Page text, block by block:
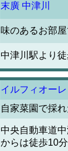
末廣 中津川
味のあるお部
中津川駅より
イルフィオーレ
自家菜園で採
中央自動車道
からは徒歩10分